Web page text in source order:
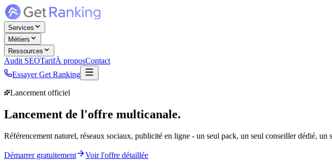
Services
Métiers
Ressources
Audit SEOTarifÀ proposContact
Essayer Get Ranking
Lancement officiel
Lancement de l'offre multicanale.
Référencement naturel, réseaux sociaux, publicité en ligne - un seul pack, un seul conseiller dédié,
Démarrer gratuitement Voir l'offre détaillée